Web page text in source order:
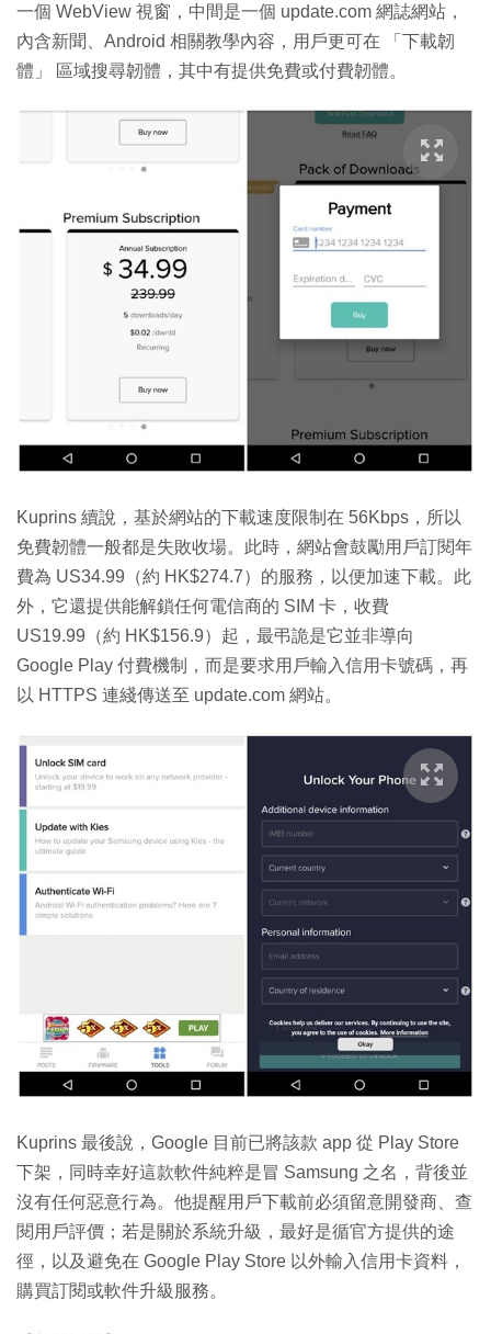
一個 WebView 視窗，中間是一個 update.com 網誌網站，
內含新聞、Android 相關教學內容，用戶更可在 「下載韌
體」 區域搜尋韌體，其中有提供免費或付費韌體。
Kuprins 續說，基於網站的下載速度限制在 56Kbps，所以
免費韌體一般都是失敗收場。此時，網站會鼓勵用戶訂閱年
費為 US34.99（約 HK$274.7）的服務，以便加速下載。此
外，它還提供能解鎖任何電信商的 SIM 卡，收費
US19.99（約 HK$156.9）起，最弔詭是它並非導向
Google Play 付費機制，而是要求用戶輸入信用卡號碼，再
以 HTTPS 連綫傳送至 update.com 網站。
Kuprins 最後說，Google 目前已將該款 app 從 Play Store
下架，同時幸好這款軟件純粹是冒 Samsung 之名，背後並
沒有任何惡意行為。他提醒用戶下載前必須留意開發商、查
閱用戶評價；若是關於系統升級，最好是循官方提供的途
徑，以及避免在 Google Play Store 以外輸入信用卡資料，
購買訂閱或軟件升級服務。